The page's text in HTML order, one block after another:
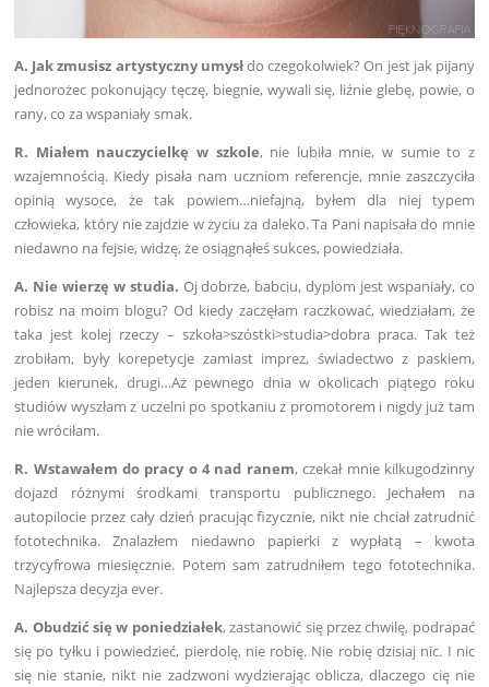
A. Jak zmusisz artystyczny umysłdo czegokolwiek? On jest jak pijany
jednorożec pokonujący tęczę, biegnie, wywali się, liźnie glebę, powie, o
rany, co za wspaniały smak.
R. Miałem nauczycielkę w szkole, nie lubiła mnie, w sumie to z
wzajemnością. Kiedy pisała nam uczniom referencje, mnie zaszczyciła
opinią wysoce, że tak powiem…niefajną, byłem dla niej typem
człowieka, który nie zajdzie w życiu za daleko. Ta Pani napisała do mnie
niedawno na fejsie, widzę, że osiągnąłeś sukces, powiedziała.
A. Nie wierzę w studia. Oj dobrze, babciu, dyplom jest wspaniały, co
robisz na moim blogu? Od kiedy zaczęłam raczkować, wiedziałam, że
taka jest kolej rzeczy – szkoła>szóstki>studia>dobra praca. Tak też
zrobiłam, były korepetycje zamiast imprez, świadectwo z paskiem,
jeden kierunek, drugi…Aż pewnego dnia w okolicach piątego roku
studiów wyszłam z uczelni po spotkaniu z promotorem i nigdy już tam
nie wróciłam.
R. Wstawałem do pracy o 4 nad ranem, czekał mnie kilkugodzinny
dojazd różnymi środkami transportu publicznego. Jechałem na
autopilocie przez cały dzień pracując fizycznie, nikt nie chciał zatrudnić
fototechnika. Znalazłem niedawno papierki z wypłatą – kwota
trzycyfrowa miesięcznie. Potem sam zatrudniłem tego fototechnika.
Najlepsza decyzja ever.
A. Obudzić się w poniedziałek, zastanowić się przez chwilę, podrapać
się po tyłku i powiedzieć, pierdolę, nie robię. Nie robię dzisiaj nic. I nic
się nie stanie, nikt nie zadzwoni wydzierając oblicza, dlaczego cię nie